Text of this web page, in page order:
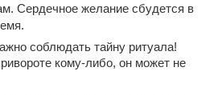
Сердечное желание сбудется в
соблюдать тайну ритуала!
кому-либо, он может не